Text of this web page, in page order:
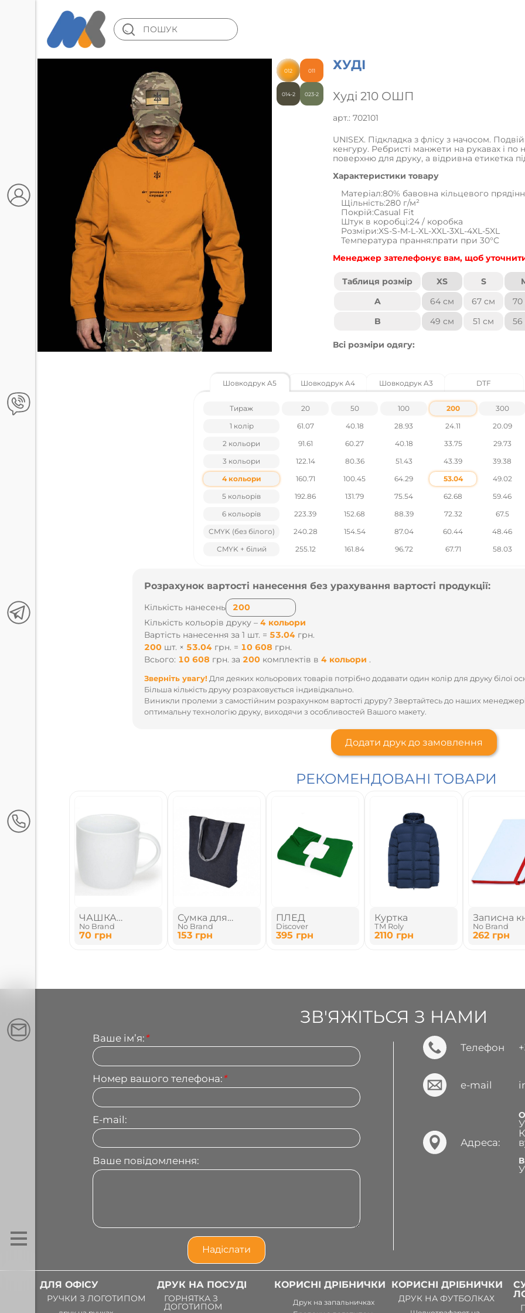
012 011
014-2 023-2
ХУДІ
Худі 210 ОШП
арт.: 702101
UNISEX. Підкладка з флісу з начосом.
кенгуру. Ребристі манжети на рукавах і
поверхню для друку, а відривна етикетка
Характеристики товару
Матеріал:80% бавовна кільцевого
Щільність:280 г/м²
Покрій:Casual Fit
Штук в коробці:24 / коробка
Розміри:XS-S-M-L-XL-XXL-3XL-4XL-5XL
Температура прання:прати при 30°C
Менеджер зателефонує вам, щоб уточнити
Таблиця розмір XS S
A
64 см 67 см 70
B
49 см 51 см 56
Всі розміри одягу:
*A: Почніть з найвищої точки на плечі
*B: Відміряйте 2,5 см від пройми, а потім
Шовкодрук A5 Шовкодрук A4 Шовкодрук A3 DTF
Тираж 20 50 100 200 300
1 колір
61.07 40.18 28.93 24.11 20.09
2 кольори
91.61 60.27 40.18 33.75 29.73
3 кольори
122.14 80.36 51.43 43.39 39.38
4 кольори
160.71 100.45 64.29 53.04 49.02
5 кольорів
192.86 131.79 75.54 62.68 59.46
6 кольорів
223.39 152.68 88.39 72.32 67.5
CMYK (без білого)
240.28 154.54 87.04 60.44 48.46
CMYK + білий
255.12 161.84 96.72 67.71 58.03
Розрахунок вартості нанесення без урахування вартості продукції:
Кількість нанесень
Кількість кольорів друку – 4 кольори
Вартість нанесення за 1 шт. = 53.04 грн.
200 шт. × 53.04 грн. = 10 608 грн.
Всього: 10 608 грн. за 200 комплектів в 4 кольори .
Зверніть увагу! Для деяких кольорових товарів потрібно додавати один колір для друку білої
Більша кількість друку розраховується індивідкально.
Виникли пролеми з самостійним розрахунком вартості друру? Звертайтесь до наших
оптимальну технологію друку, виходячи з особливостей Вашого макету.
Додати друк до замовлення
РЕКОМЕНДОВАНІ ТОВАРИ
ЧАШКА
КЕРАМІЧНА
No Brand
70 грн
Сумка для
покупок, ручки
бавовняні
No Brand
153 грн
ПЛЕД
Discover
395 грн
Куртка
ТМ Roly
2110 грн
Записна
А5
No Brand
262 грн
ЗВ'ЯЖІТЬСЯ З НАМИ
Ваше імʼя:*
Номер вашого телефона:*
E-mail:
Ваше повідомлення:
Телефон
e-mail
Адреса:
ДЛЯ ОФІСУ
РУЧКИ З ЛОГОТИПОМ
ДРУК НА ПОСУДІ
ГОРНЯТКА З
ДОГОТИПОМ
КОРИСНІ ДРІБНИЧКИ
Друк на запальничках
КОРИСНІ ДРІБНИЧКИ
ДРУК НА ФУТБОЛКАХ